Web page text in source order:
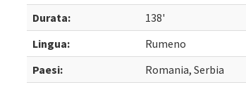
Durata:
138'
Lingua:
Rumeno
Paesi:
Romania, Serbia